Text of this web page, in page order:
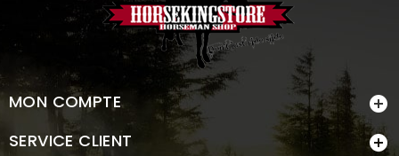
MON COMPTE 
SERVICE CLIENT 